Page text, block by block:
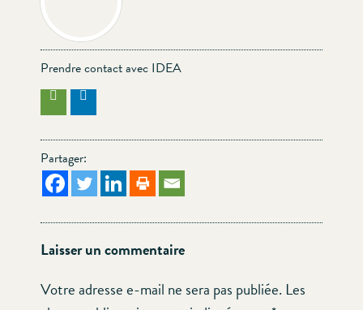
Prendre contact avec IDEA
Partager:
Laisser un commentaire
Votre adresse e-mail ne sera pas publiée. Les